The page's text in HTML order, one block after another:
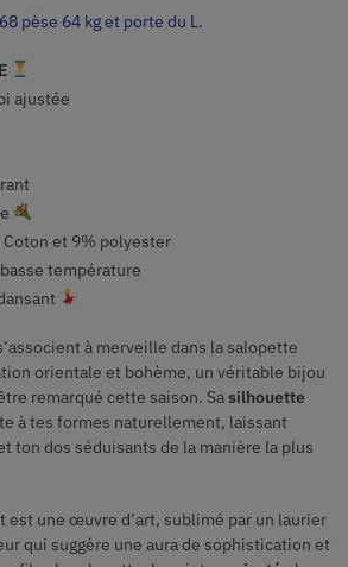
pèse 64 kg et porte du L.
ajustée
et 9% polyester
température
à merveille dans la salopette
orientale et bohème, un véritable bijou
remarqué cette saison. Sasilhouette
à tes formes naturellement, laissant
ton dos séduisants de la manière la plus
est une œuvre d’art, sublimé par un laurier
qui suggère une aura de sophistication et